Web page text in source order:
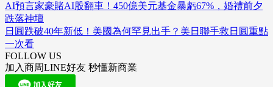
AI預言家豪賭AI股翻車！450億美元基金暴虧67%，婚禮前夕
跌落神壇
日圓跌破40年新低！美國為何罕見出手？美日聯手救日圓重點
一次看
FOLLOW US
加入商周LINE好友 秒懂新商業